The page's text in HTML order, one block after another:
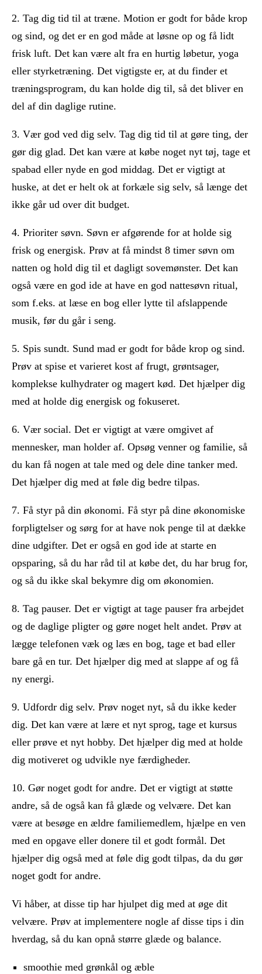
2. Tag dig tid til at træne. Motion er godt for både krop
og sind, og det er en god måde at løsne op og få lidt
frisk luft. Det kan være alt fra en hurtig løbetur, yoga
eller styrketræning. Det vigtigste er, at du finder et
træningsprogram, du kan holde dig til, så det bliver en
del af din daglige rutine.
3. Vær god ved dig selv. Tag dig tid til at gøre ting, der
gør dig glad. Det kan være at købe noget nyt tøj, tage et
spabad eller nyde en god middag. Det er vigtigt at
huske, at det er helt ok at forkæle sig selv, så længe det
ikke går ud over dit budget.
4. Prioriter søvn. Søvn er afgørende for at holde sig
frisk og energisk. Prøv at få mindst 8 timer søvn om
natten og hold dig til et dagligt sovemønster. Det kan
også være en god ide at have en god nattesøvn ritual,
som f.eks. at læse en bog eller lytte til afslappende
musik, før du går i seng.
5. Spis sundt. Sund mad er godt for både krop og sind.
Prøv at spise et varieret kost af frugt, grøntsager,
komplekse kulhydrater og magert kød. Det hjælper dig
med at holde dig energisk og fokuseret.
6. Vær social. Det er vigtigt at være omgivet af
mennesker, man holder af. Opsøg venner og familie, så
du kan få nogen at tale med og dele dine tanker med.
Det hjælper dig med at føle dig bedre tilpas.
7. Få styr på din økonomi. Få styr på dine økonomiske
forpligtelser og sørg for at have nok penge til at dække
dine udgifter. Det er også en god ide at starte en
opsparing, så du har råd til at købe det, du har brug for,
og så du ikke skal bekymre dig om økonomien.
8. Tag pauser. Det er vigtigt at tage pauser fra arbejdet
og de daglige pligter og gøre noget helt andet. Prøv at
lægge telefonen væk og læs en bog, tage et bad eller
bare gå en tur. Det hjælper dig med at slappe af og få
ny energi.
9. Udfordr dig selv. Prøv noget nyt, så du ikke keder
dig. Det kan være at lære et nyt sprog, tage et kursus
eller prøve et nyt hobby. Det hjælper dig med at holde
dig motiveret og udvikle nye færdigheder.
10. Gør noget godt for andre. Det er vigtigt at støtte
andre, så de også kan få glæde og velvære. Det kan
være at besøge en ældre familiemedlem, hjælpe en ven
med en opgave eller donere til et godt formål. Det
hjælper dig også med at føle dig godt tilpas, da du gør
noget godt for andre.
Vi håber, at disse tip har hjulpet dig med at øge dit
velvære. Prøv at implementere nogle af disse tips i din
hverdag, så du kan opnå større glæde og balance.
smoothie med grønkål og æble